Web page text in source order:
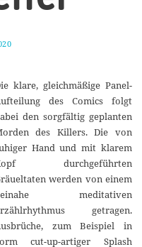
a
i
2
0
2
0
klare, gleichmäßige Panel-
des Comics folgt
den sorgfältig geplanten
des Killers. Die von
Hand und mit klarem
durchgeführten
werden von einem
meditativen
getragen.
zum Beispiel in
cut-up-artiger Splash